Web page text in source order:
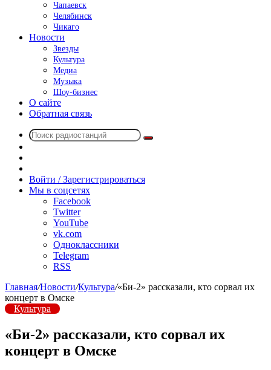
Чапаевск
Челябинск
Чикаго
Новости
Звезды
Культура
Медиа
Музыка
Шоу-бизнес
О сайте
Обратная связь
Поиск
радио
Войти / Зарегистрироваться
Мы в соцсетях
Facebook
Twitter
YouTube
vk.com
Одноклассники
Telegram
RSS
Главная/Новости/Культура/«Би-2» рассказали, кто сорвал их
концерт в Омске
Культура
«Би-2» рассказали, кто сорвал их
концерт в Омске